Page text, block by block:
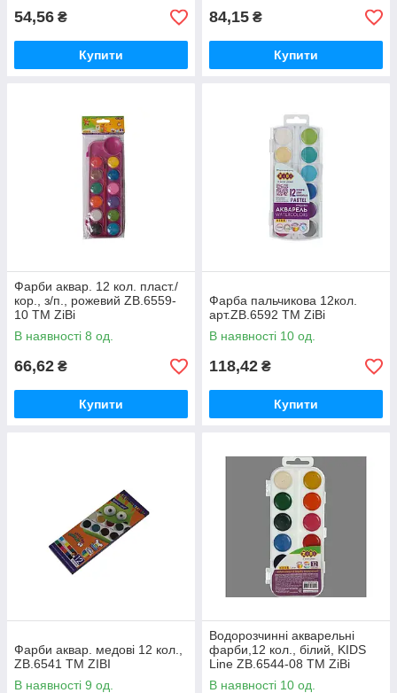
54,56 ₴
Купити
84,15 ₴
Купити
Фарби аквар. 12 кол. пласт./
кор., з/п., рожевий ZB.6559-
10 ТМ ZiBi
В наявності 8 од.
66,62 ₴
Купити
Фарба пальчикова 12кол.
арт.ZB.6592 ТМ ZiBi
В наявності 10 од.
118,42 ₴
Купити
Фарби аквар. медові 12 кол.,
ZB.6541 ТМ ZIBI
В наявності 9 од.
Водорозчинні акварельні
фарби,12 кол., білий, KIDS
Line ZB.6544-08 ТМ ZiBi
В наявності 10 од.